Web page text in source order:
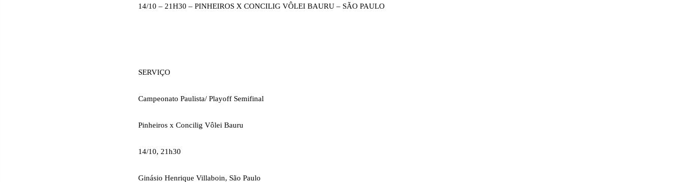
14/10 – 21H30 – PINHEIROS X CONCILIG VÔLEI BAURU – SÃO PAULO
SERVIÇO
Campeonato Paulista/ Playoff Semifinal
Pinheiros x Concilig Vôlei Bauru
14/10, 21h30
Ginásio Henrique Villaboin, São Paulo